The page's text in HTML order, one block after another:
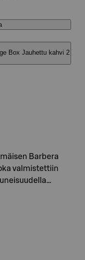
Box Jauhettu kahvi 2
Barbera
valmistettiin